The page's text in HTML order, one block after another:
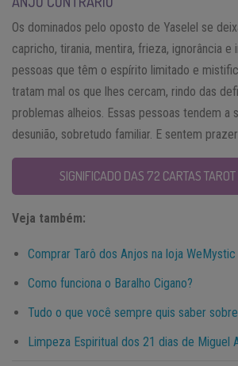
Os dominados pelo oposto de Yaselel se
capricho, tirania, mentira, frieza, ignorância e
pessoas que têm o espírito limitado e
tratam mal os que lhes cercam, rindo das
problemas alheios. Essas pessoas tendem a
desunião, sobretudo familiar. E sentem
SIGNIFICADO DAS 72 CARTAS
Veja também:
Comprar Tarô dos Anjos na loja WeMystic
Como funciona o Baralho Cigano?
Tudo o que você sempre quis saber
Limpeza Espiritual dos 21 dias de Miguel